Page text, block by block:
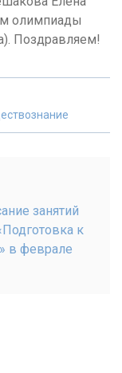
олимпиады
Поздравляем!
занятий
к
в феврале